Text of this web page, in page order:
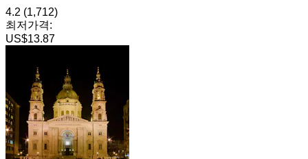
4.2 (1,712)
최저가격:
US$13.87